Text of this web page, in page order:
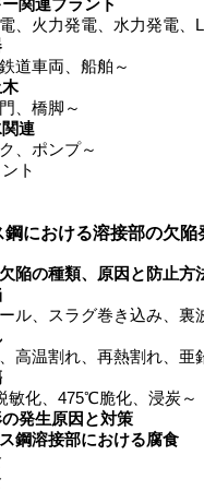
関連プラント
火力発電、水力発電、
車両、船舶～
橋脚～
連
ポンプ～
ト
における溶接部の欠
陥の種類、原因と防止方
、スラグ巻き込み、裏
温割れ、再熱割れ、亜
化、475℃脆化、浸炭～
発生原因と対策
鋼溶接部における腐食